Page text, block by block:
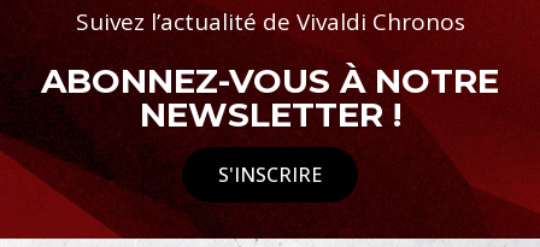
Suivez l’actualité de Vivaldi Chronos
ABONNEZ-VOUS À NOTRE
NEWSLETTER !
S'INSCRIRE